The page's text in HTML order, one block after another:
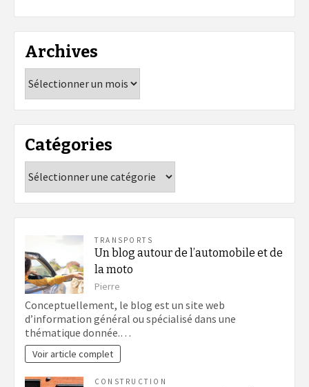
Archives
Catégories
TRANSPORTS
Un blog autour de l’automobile et de
la moto
Pierre
Conceptuellement, le blog est un site web
d’information général ou spécialisé dans une
thématique donnée.…
Voir article complet
CONSTRUCTION